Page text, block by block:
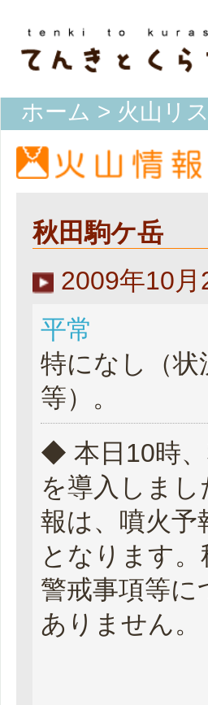
ホーム > 火山リ
秋田駒ケ岳
2009年10月
平常
特になし（状
等）。
◆ 本日10時
を導入しま
報は、噴火予
となります
警戒事項等
ありません。